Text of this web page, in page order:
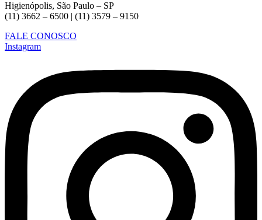
Higienópolis, São Paulo – SP
(11) 3662 – 6500 | (11) 3579 – 9150
FALE CONOSCO
Instagram